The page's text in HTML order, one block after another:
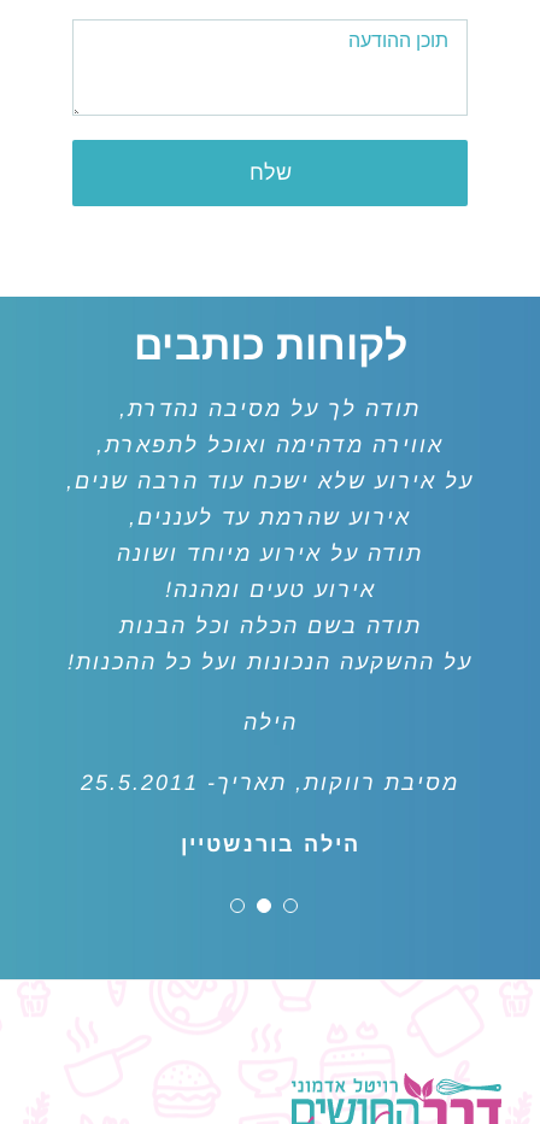
לקוחות כותבים
תודה לך על מסיבה נהדרת,
אווירה מדהימה ואוכל לתפארת,
על אירוע שלא ישכח עוד הרבה שנים,
אירוע שהרמת עד לעננים,
תודה על אירוע מיוחד ושונה
אירוע טעים ומהנה!
תודה בשם הכלה וכל הבנות
על ההשקעה הנכונות ועל כל ההכנות!
הילה
מסיבת רווקות, תאריך- 25.5.2011
הילה בורנשטיין